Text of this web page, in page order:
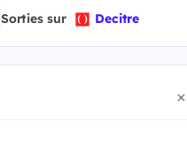
Sorties sur Decitre